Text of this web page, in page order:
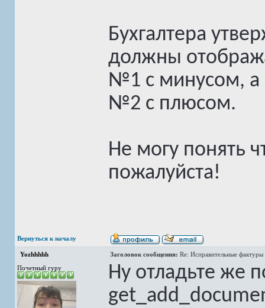
Бухгалтера
должны
№1 с минусом, а
№2 с плюсом.
Не могу понять
пожалуйста!
Вернуться к началу
Yozhhhhh Заголовок сообщения: Re: Исправительные фактуры
Почетный гуру
Ну отладьте же